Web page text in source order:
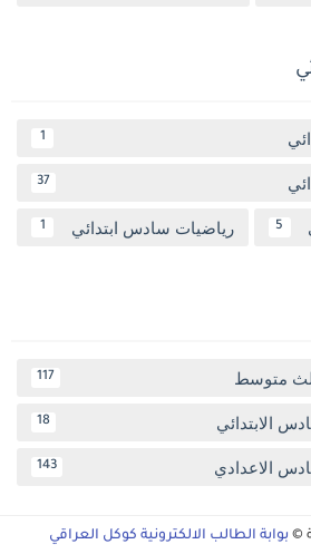
1
37
5 رياضيات سادس ابتدائي 1
متوسط 117
الابتدائي 18
الاعدادي 143
© بوابة الطالب الالكترونية كوكل العراقي